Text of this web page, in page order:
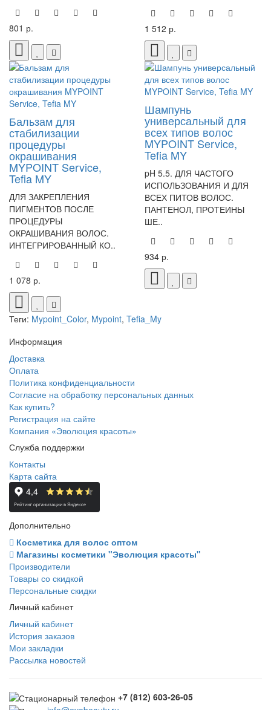
801 р. 1 512 р.
Бальзам для
стабилизации
процедуры
окрашивания
MYPOINT Service,
Tefia MY
ДЛЯ ЗАКРЕПЛЕНИЯ
ПИГМЕНТОВ ПОСЛЕ
ПРОЦЕДУРЫ
ОКРАШИВАНИЯ ВОЛОС.
ИНТЕГРИРОВАННЫЙ КО..
1 078 р.
Шампунь
универсальный для
всех типов волос
MYPOINT Service,
Tefia MY
pH 5.5. ДЛЯ ЧАСТОГО
ИСПОЛЬЗОВАНИЯ И ДЛЯ
ВСЕХ ПИТОВ ВОЛОС.
ПАНТЕНОЛ, ПРОТЕИНЫ
ШЕ..
934 р.
Теги: Mypoint_Color, Mypoint, Tefia_My
Информация
Доставка
Оплата
Политика конфиденциальности
Согласие на обработку персональных данных
Как купить?
Регистрация на сайте
Компания «Эволюция красоты»
Служба поддержки
Контакты
Карта сайта
Дополнительно
Косметика для волос оптом
Магазины косметики "Эволюция красоты"
Производители
Товары со скидкой
Персональные скидки
Личный кабинет
Личный кабинет
История заказов
Мои закладки
Рассылка новостей
+7 (812) 603-26-05